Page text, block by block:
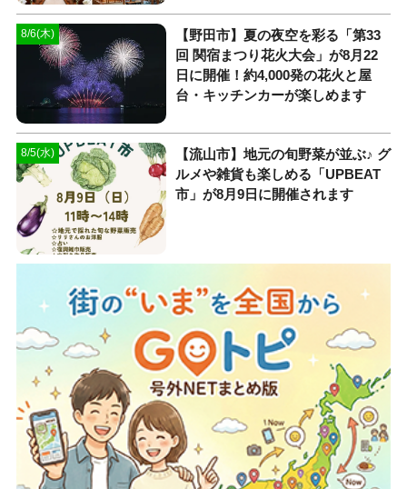
8/6(木)
【野田市】夏の夜空を彩る「第33
回 関宿まつり花火大会」が8月22
日に開催！約4,000発の花火と屋
台・キッチンカーが楽しめます
8/5(水)
【流山市】地元の旬野菜が並ぶ♪ グ
ルメや雑貨も楽しめる「UPBEAT
市」が8月9日に開催されます